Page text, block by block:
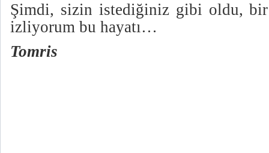
Şimdi, sizin istediğiniz gibi oldu,
izliyorum bu hayatı…
Tomris